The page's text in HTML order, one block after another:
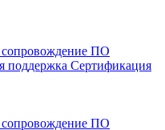
сопровождение ПО
поддержка Сертификация
сопровождение ПО